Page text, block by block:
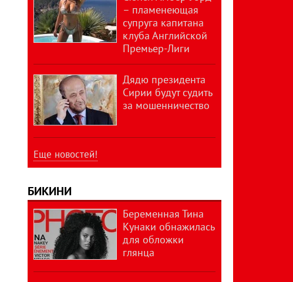
– пламенеющая
супруга капитана
клуба Английской
Премьер-Лиги
Дядю президента
Сирии будут судить
за мошенничество
Еще новостей!
БИКИНИ
Беременная Тина
Кунаки обнажилась
для обложки
глянца